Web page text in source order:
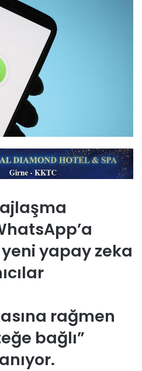
yapay zeka
rağmen
bağlı”